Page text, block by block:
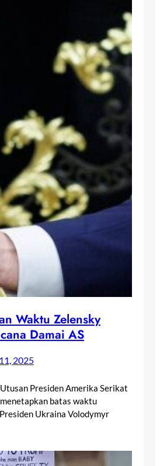
Waktu Zelensky
Damai AS
2025
Presiden Amerika Serikat
batas waktu
Ukraina Volodymyr